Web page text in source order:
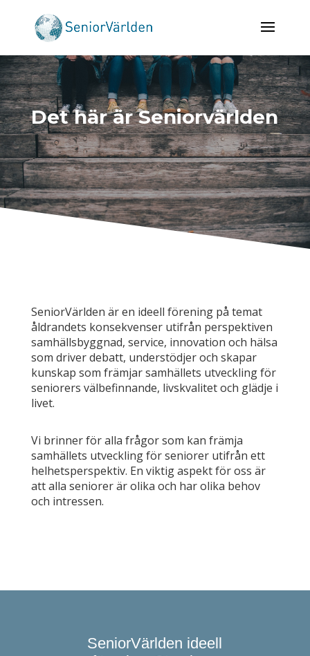
Det här är Seniorvärlden
SeniorVärlden är en ideell förening på temat
åldrandets konsekvenser utifrån perspektiven
samhällsbyggnad, service, innovation och hälsa
som driver debatt, understödjer och skapar
kunskap som främjar samhällets utveckling för
seniorers välbefinnande, livskvalitet och glädje i
livet.
Vi brinner för alla frågor som kan främja
samhällets utveckling för seniorer utifrån ett
helhetsperspektiv. En viktig aspekt för oss är
att alla seniorer är olika och har olika behov
och intressen.
SeniorVärlden ideell